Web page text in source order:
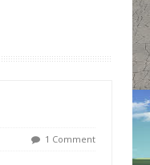
1 Comment